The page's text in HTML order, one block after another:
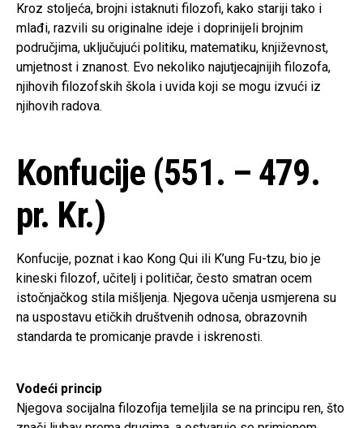
Kroz stoljeća, brojni istaknuti filozofi, kako stariji tako i
mlađi, razvili su originalne ideje i doprinijeli brojnim
područjima, uključujući politiku, matematiku, književnost,
umjetnost i znanost. Evo nekoliko najutjecajnijih filozofa,
njihovih filozofskih škola i uvida koji se mogu izvući iz
njihovih radova.
Konfucije (551. – 479.
pr. Kr.)
Konfucije, poznat i kao Kong Qui ili K’ung Fu-tzu, bio je
kineski filozof, učitelj i političar, često smatran ocem
istočnjačkog stila mišljenja. Njegova učenja usmjerena su
na uspostavu etičkih društvenih odnosa, obrazovnih
standarda te promicanje pravde i iskrenosti.
Vodeći princip
Njegova socijalna filozofija temeljila se na principu ren, što